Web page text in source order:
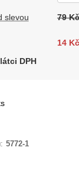
slevou 79 Kč
14
DPH
5772-1